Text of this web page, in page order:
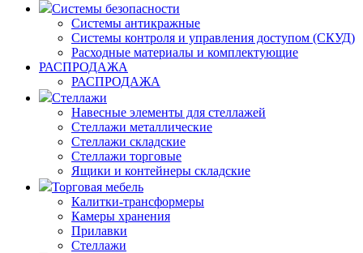
Системы безопасности
Системы антикражные
Системы контроля и управления доступом (СКУД)
Расходные материалы и комплектующие
РАСПРОДАЖА
РАСПРОДАЖА
Стеллажи
Навесные элементы для стеллажей
Стеллажи металлические
Стеллажи складские
Стеллажи торговые
Ящики и контейнеры складские
Торговая мебель
Калитки-трансформеры
Камеры хранения
Прилавки
Стеллажи